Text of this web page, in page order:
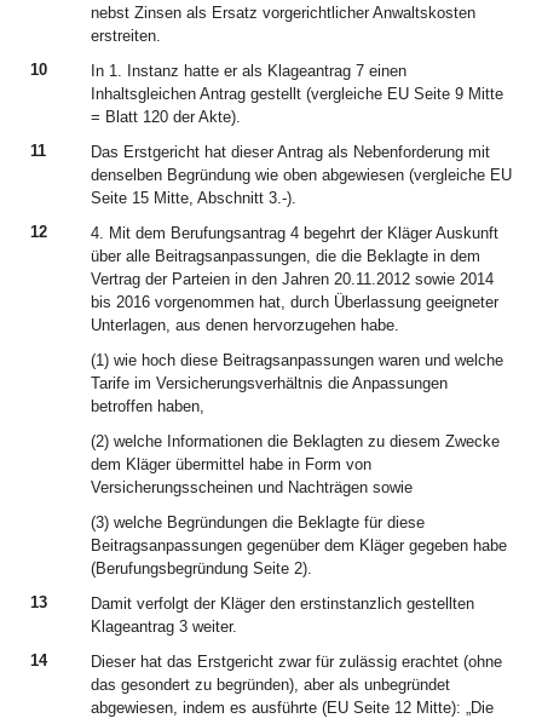
nebst Zinsen als Ersatz vorgerichtlicher Anwaltskosten
erstreiten.
10
In 1. Instanz hatte er als Klageantrag 7 einen
Inhaltsgleichen Antrag gestellt (vergleiche EU Seite 9 Mitte
= Blatt 120 der Akte).
11
Das Erstgericht hat dieser Antrag als Nebenforderung mit
denselben Begründung wie oben abgewiesen (vergleiche EU
Seite 15 Mitte, Abschnitt 3.-).
12
4. Mit dem Berufungsantrag 4 begehrt der Kläger Auskunft
über alle Beitragsanpassungen, die die Beklagte in dem
Vertrag der Parteien in den Jahren 20.11.2012 sowie 2014
bis 2016 vorgenommen hat, durch Überlassung geeigneter
Unterlagen, aus denen hervorzugehen habe.
(1) wie hoch diese Beitragsanpassungen waren und welche
Tarife im Versicherungsverhältnis die Anpassungen
betroffen haben,
(2) welche Informationen die Beklagten zu diesem Zwecke
dem Kläger übermittel habe in Form von
Versicherungsscheinen und Nachträgen sowie
(3) welche Begründungen die Beklagte für diese
Beitragsanpassungen gegenüber dem Kläger gegeben habe
(Berufungsbegründung Seite 2).
13
Damit verfolgt der Kläger den erstinstanzlich gestellten
Klageantrag 3 weiter.
14
Dieser hat das Erstgericht zwar für zulässig erachtet (ohne
das gesondert zu begründen), aber als unbegründet
abgewiesen, indem es ausführte (EU Seite 12 Mitte): „Die